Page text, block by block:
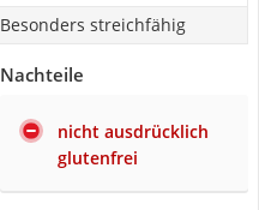
Besonders streichfähig
Nachteile
nicht ausdrücklich
glutenfrei